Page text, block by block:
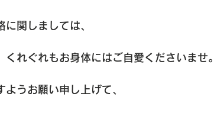
関しましては、
れぐれもお身体にはご自愛くださいませ。
うお願い申し上げて、